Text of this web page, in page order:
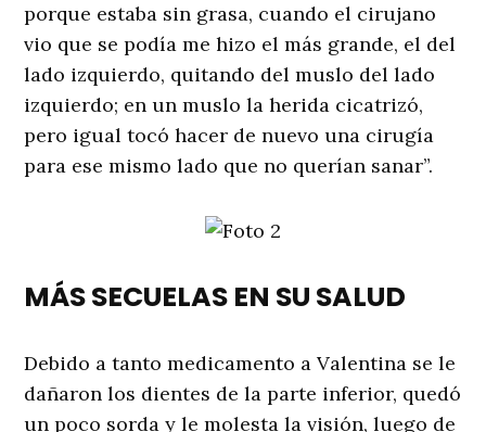
porque estaba sin grasa, cuando el cirujano
vio que se podía me hizo el más grande, el del
lado izquierdo, quitando del muslo del lado
izquierdo; en un muslo la herida cicatrizó,
pero igual tocó hacer de nuevo una cirugía
para ese mismo lado que no querían sanar”.
MÁS SECUELAS EN SU SALUD
Debido a tanto medicamento a Valentina se le
dañaron los dientes de la parte inferior, quedó
un poco sorda y le molesta la visión, luego de